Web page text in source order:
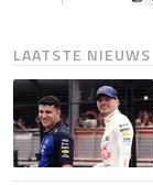
LAATSTE NIEUWS